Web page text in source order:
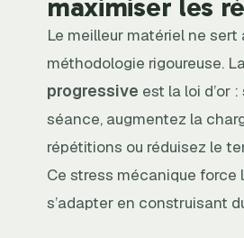
maximiser les
Le meilleur matériel ne sert
méthodologie rigoureuse.
progressive est la loi d’or
séance, augmentez la
répétitions ou réduisez le
Ce stress mécanique force
s’adapter en construisant